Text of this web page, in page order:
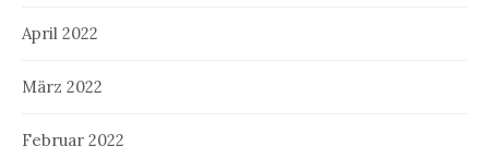
April 2022
März 2022
Februar 2022